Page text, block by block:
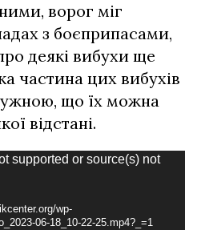
ворог міг
з боєприпасами,
деякі вибухи ще
частина цих вибухів
що їх можна
відстані.
supported or source(s) not
wp-
06-18_10-22-25.mp4?_=1